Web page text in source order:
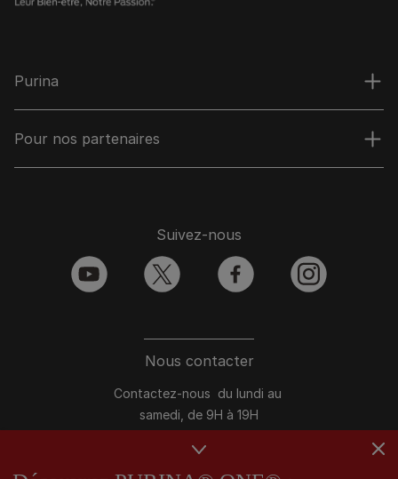
Purina
Pour nos partenaires
Nous contacter
Contactez-nous du lundi au
samedi, de 9H à 19H
Conversation instantanée en ligne
du lundi au vendredi, de 10H à 16H
Suivez-nous
youtube twitter facebook instagram